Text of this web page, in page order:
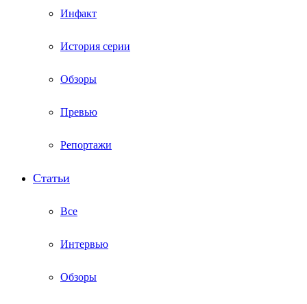
Инфакт
История серии
Обзоры
Превью
Репортажи
Статьи
Все
Интервью
Обзоры